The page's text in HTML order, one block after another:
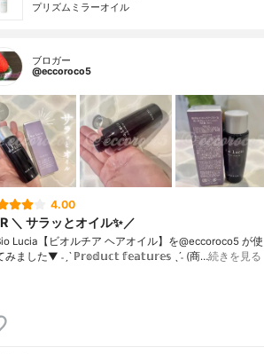
プリズムミラーオイル
ブロガー
@eccoroco5
4.00
＼ サラッとオイル✨／
Lucia【ビオルチア ヘアオイル】を@eccoroco5 が使
みました⁡⁡⁡⁡▼⁡⁡ ˗ˏˋ ℙ𝕣𝕠𝕕𝕦𝕔𝕥 𝕗𝕖𝕒𝕥𝕦𝕣𝕖𝕤 ˎˊ˗ (商…続きを見る